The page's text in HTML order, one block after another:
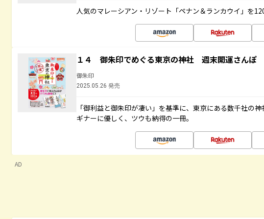
人気のマレーシアン・リゾート「ペナン＆ランカウイ」を
１４ 御朱印でめぐる東京の神社 週末開運さんぽ
御朱印
2025.05.26 発売
「御利益と御朱印が凄い」を基準に、東京にある数千社の
ギナーに優しく、ツウも納得の一冊。
AD